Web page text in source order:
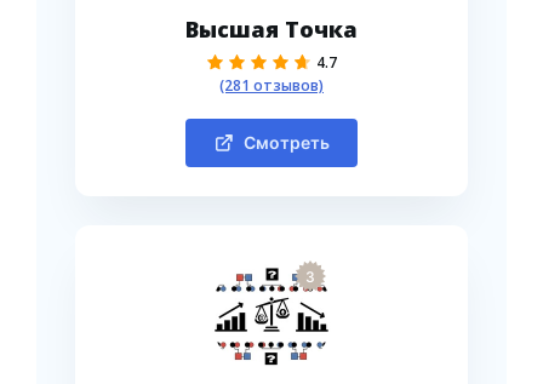
Высшая Точка
4.7
(281 отзывов)
Смотреть
3